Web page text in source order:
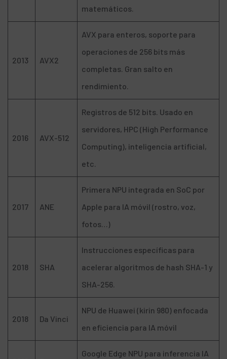
matemáticos.
2013 AVX2
AVX para enteros, soporte para
operaciones de 256 bits más
completas. Gran salto en
rendimiento.
2016 AVX-512
Registros de 512 bits. Usado en
servidores, HPC (High Performance
Computing), inteligencia artificial,
etc.
2017 ANE
Primera NPU integrada en SoC por
Apple para IA móvil (rostro, voz,
fotos…)
2018 SHA
Instrucciones específicas para
acelerar algoritmos de hash SHA-1 y
SHA-256.
2018 Da Vinci
NPU de Huawei (kirin 980) enfocada
en eficiencia para IA móvil
Google Edge NPU para inferencia IA